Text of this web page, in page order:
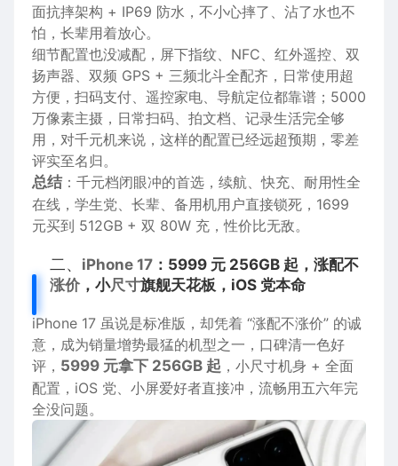
面抗摔架构 + IP69 防水 ，不小心摔了、沾了水也不
怕，长辈用着放心。
细节配置也没减配，屏下指纹 NFC 、红外遥控、双
扬声器 、双频 GPS + 三频北斗全配齐，日常使用超
方便， 扫码支付 、遥控家电 导航定位都靠谱；5000
万像素主摄，日常扫码、拍文档、 记录生活完全够
用，对千元机来说，这样的配置已经远超预期，零差
评实至名归。
总结：千元档闭眼冲的首选，续航、快充、耐用性全
在线，学生党、长辈、备用机用户直接锁死，1699
元买到 512GB + 双 80W 充，性价比无敌。
二、 iPhone 17 ：5999 元 256GB 起，涨配不
涨价，小尺寸旗舰天花板，iOS 党本命
iPhone 17 虽说是标准版 ，却凭着 “涨配不涨价” 的诚
意，成为销量增势最猛的机型之一，口碑清一色好
评， 5999 元拿下 256GB 起 ，小尺寸机身 + 全面
配置，iOS 党、小屏爱好者直接冲，流畅用五六年完
全没问题。